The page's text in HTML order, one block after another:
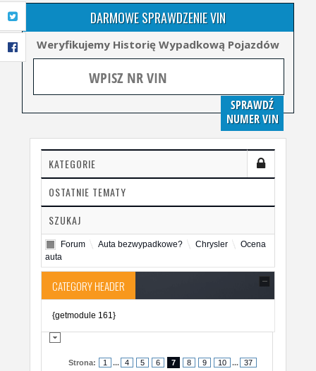
DARMOWE SPRAWDZENIE VIN
Weryfikujemy Historię Wypadkową Pojazdów
SPRAWDŹ
NUMER VIN
KATEGORIE
OSTATNIE TEMATY
SZUKAJ
Forum Auta bezwypadkowe? Chrysler
Ocena
auta
CATEGORY HEADER
{getmodule 161}
Strona: 1 ... 4 5 6 7 8 9 10 ... 37